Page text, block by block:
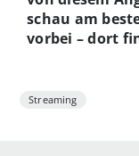
schau am
vorbei – dort
Streaming